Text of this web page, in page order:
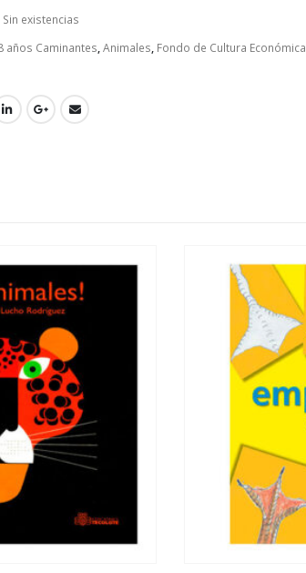
Sin existencias
años Caminantes,Animales, Fondo de Cultura Económica